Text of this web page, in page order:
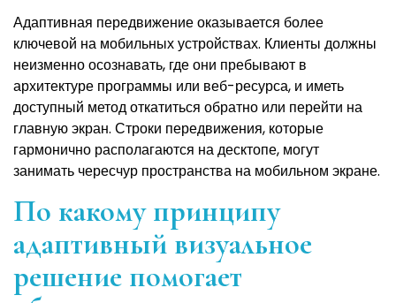
Адаптивная передвижение оказывается более
ключевой на мобильных устройствах. Клиенты должны
неизменно осознавать, где они пребывают в
архитектуре программы или веб-ресурса, и иметь
доступный метод откатиться обратно или перейти на
главную экран. Строки передвижения, которые
гармонично располагаются на десктопе, могут
занимать чересчур пространства на мобильном экране.
По какому принципу
адаптивный визуальное
решение помогает